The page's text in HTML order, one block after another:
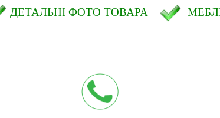
ДЕТАЛЬНІ ФОТО ТОВАРА